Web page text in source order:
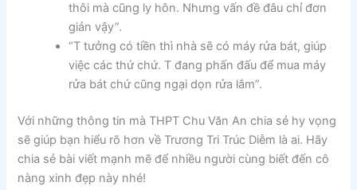
thôi mà cũng ly hôn. Nhưng vấn đề đâu chỉ đơn
giản vậy”.
“T tưởng có tiền thì nhà sẽ có máy rửa bát, giúp
việc các thứ chứ. T đang phấn đấu để mua máy
rửa bát chứ cũng ngại dọn rửa lắm”.
Với những thông tin mà THPT Chu Văn An chia sẻ hy vọng
sẽ giúp bạn hiểu rõ hơn về Trương Tri Trúc Diễm là ai. Hãy
chia sẻ bài viết mạnh mẽ để nhiều người cùng biết đến cô
nàng xinh đẹp này nhé!